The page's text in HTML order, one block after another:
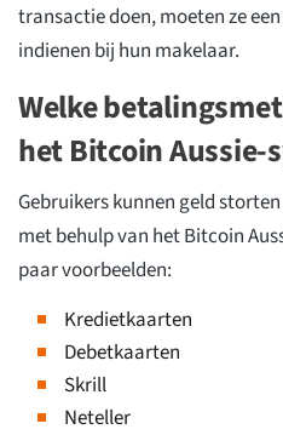
transactie doen, moeten ze
indienen bij hun makelaar.
Welke
het Bitcoin Aussie-
Gebruikers kunnen geld
met behulp van het Bitcoin
paar voorbeelden:
Kredietkaarten
Debetkaarten
Skrill
Neteller